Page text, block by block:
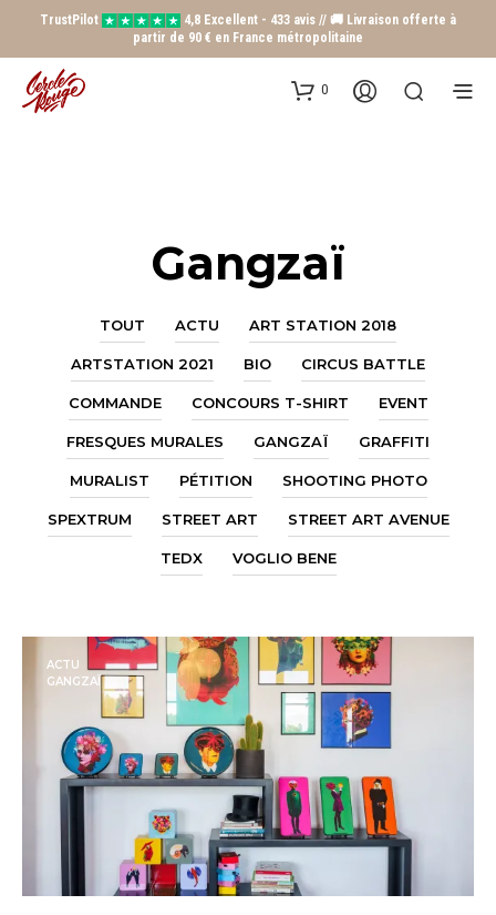
TrustPilot
4,8 Excellent - 433 avis // 🚚 Livraison offerte à
partir de 90 € en France métropolitaine
0
Gangzaï
TOUT ACTU ART STATION 2018
ARTSTATION 2021 BIO CIRCUS BATTLE
COMMANDE CONCOURS T-SHIRT EVENT
FRESQUES MURALES GANGZAÏ GRAFFITI
MURALIST PÉTITION SHOOTING PHOTO
SPEXTRUM STREET ART STREET ART AVENUE
TEDX VOGLIO BENE
ACTU
GANGZAÏ